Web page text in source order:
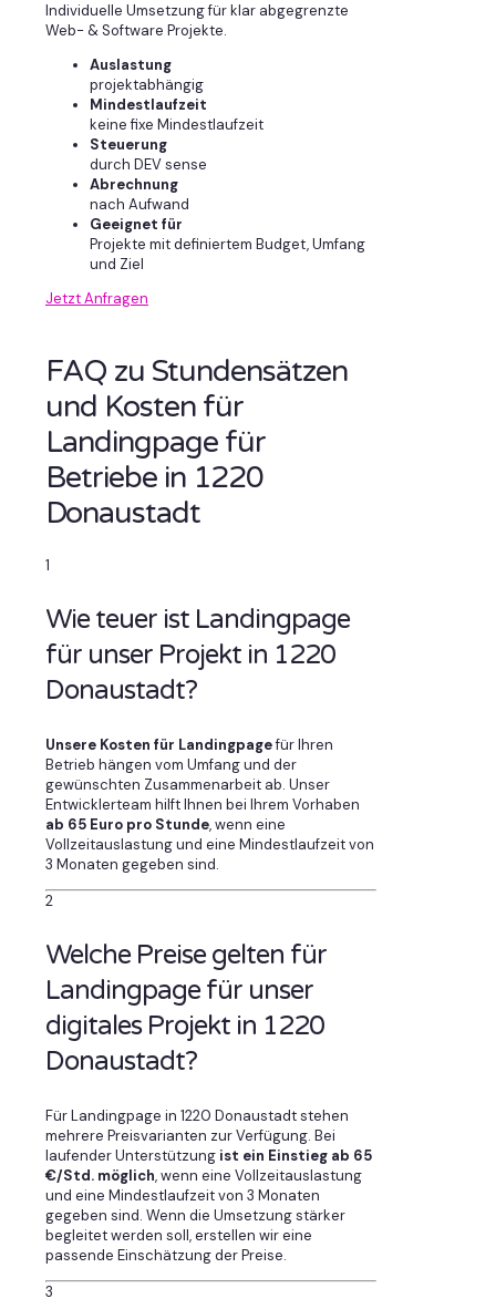
Individuelle Umsetzung für klar abgegrenzte
Web- & Software Projekte.
Auslastung
projektabhängig
Mindestlaufzeit
keine fixe Mindestlaufzeit
Steuerung
durch DEV sense
Abrechnung
nach Aufwand
Geeignet für
Projekte mit definiertem Budget, Umfang
und Ziel
Jetzt Anfragen
FAQ zu Stundensätzen
und Kosten für
Landingpage für
Betriebe in 1220
Donaustadt
1
Wie teuer ist Landingpage
für unser Projekt in 1220
Donaustadt?
Unsere Kosten für Landingpagefür Ihren
Betrieb hängen vom Umfang und der
gewünschten Zusammenarbeit ab. Unser
Entwicklerteam hilft Ihnen bei Ihrem Vorhaben
ab 65 Euro pro Stunde, wenn eine
Vollzeitauslastung und eine Mindestlaufzeit von
3 Monaten gegeben sind.
2
Welche Preise gelten für
Landingpage für unser
digitales Projekt in 1220
Donaustadt?
Für Landingpage in 1220 Donaustadt stehen
mehrere Preisvarianten zur Verfügung. Bei
laufender Unterstützung ist ein Einstieg ab 65
€/Std. möglich, wenn eine Vollzeitauslastung
und eine Mindestlaufzeit von 3 Monaten
gegeben sind. Wenn die Umsetzung stärker
begleitet werden soll, erstellen wir eine
passende Einschätzung der Preise.
3